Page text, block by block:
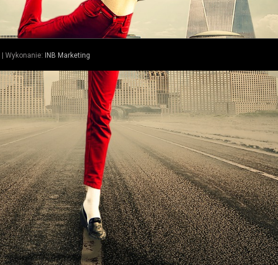
| Wykonanie: INB Marketing